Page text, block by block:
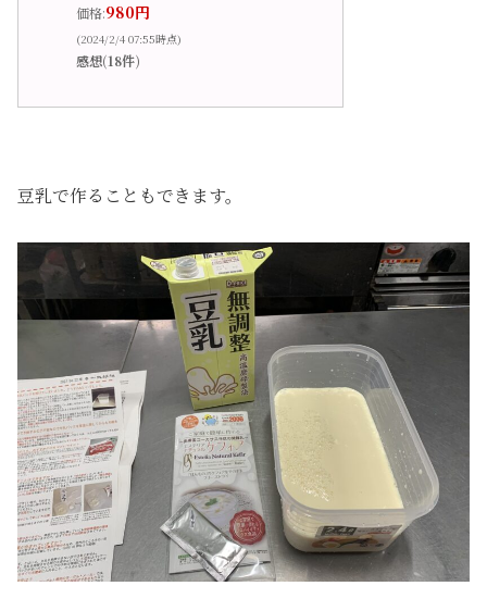
価格:980円
(2024/2/4 07:55時点)
感想(18件)
豆乳で作ることもできます。